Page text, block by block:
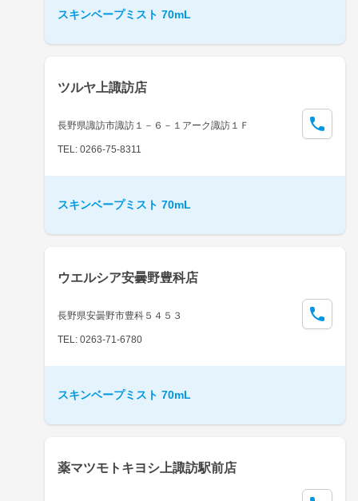
スキンベープミスト 70mL
ツルヤ上諏訪店
長野県諏訪市諏訪１－６－１アーク諏訪１Ｆ
TEL: 0266-75-8311
スキンベープミスト 70mL
ウエルシア安曇野豊科店
長野県安曇野市豊科５４５３
TEL: 0263-71-6780
スキンベープミスト 70mL
薬マツモトキヨシ上諏訪駅前店